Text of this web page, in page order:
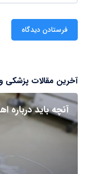
آخرین مقالات پزشکی
آنچه باید درباره